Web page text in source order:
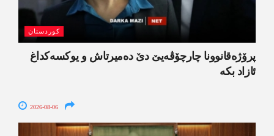
کوردستان
پرۆژەقانوونا چارچۆڤەیێ دێ دەمیرتاش و یوکسەکداغ
ئازاد بکە
2026-08-06